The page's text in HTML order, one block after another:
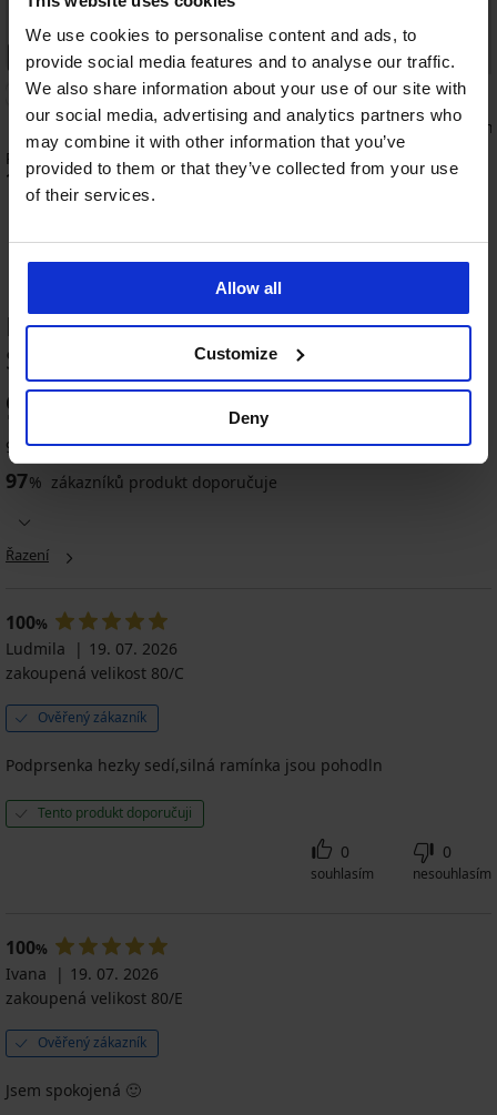
We use cookies to personalise content and ads, to
provide social media features and to analyse our traffic.
We also share information about your use of our site with
our social media, advertising and analytics partners who
may combine it with other information that you’ve
provided to them or that they’ve collected from your use
of their services.
Allow all
Customize
Deny
PREMIUM
5
Podprsenka Gossard Glossies Lace I
1 549 Kč
-20% BRA20
Podprsenka Spacer
1 149 Kč
919 Kč kód: BRA20
-20 % BRA20
Trina
vyztužená
699
559
Kč
kód
BRA20
HODNOCENÍ PRODUKTU Podprsenka
Spacer Leila
97
977 zákazníků produkt hodnotilo
97% zákazníků produkt doporučuje
Řazení
100%
Ludmila
19. 07. 2026
zakoupená velikost 80/C
Ověřený zákazník
Podprsenka hezky sedí,silná ramínka jsou pohodln
Tento produkt doporučuji
0
souhlasím
0
nesouhlasím
100%
Ivana
19. 07. 2026
zakoupená velikost 80/E
Ověřený zákazník
Jsem spokojená 🙂